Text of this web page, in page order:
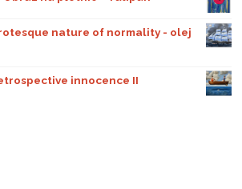
nature of normality - olej
innocence II